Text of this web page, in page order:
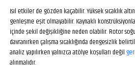
Isıl etkiler de gözden kaçabilir. Yüksek sıcaklık
genleşme eşit olmayabilir. Kaynaklı
içinde şekil değişikliğine neden olabilir. Rotor
davranırken çalışma sıcaklığında dengesizlik
analiz yapılırken yalnızca atölye koşulları değil
alınmalıdır.